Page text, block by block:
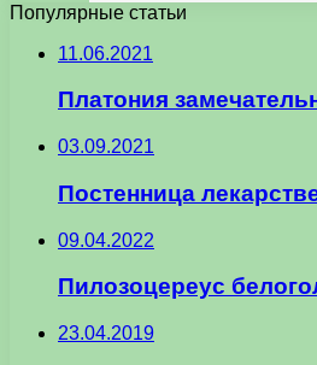
Популярные статьи
11.06.2021
Платония
03.09.2021
Постенница
09.04.2022
Пилозоцереус
23.04.2019